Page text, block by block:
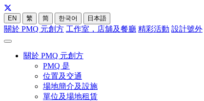
EN 繁 简 한국어 日本語
關於 PMQ 元創方 工作室，店舖及餐廳 精彩活動 設計號外
關於 PMQ 元創方
PMQ 是
位置及交通
場地簡介及設施
單位及場地租賃